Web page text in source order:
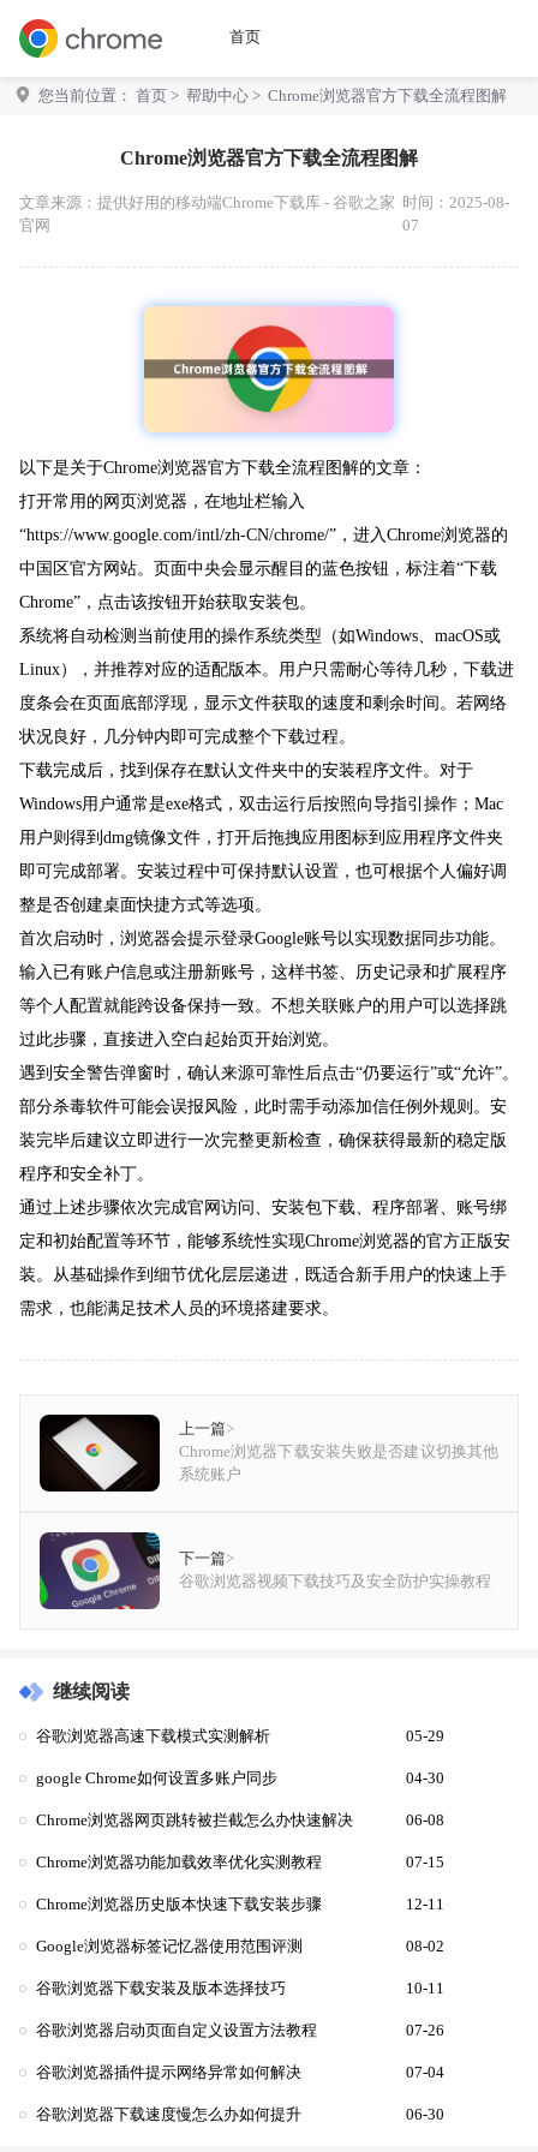
首页
您当前位置： 首页 > 帮助中心 > Chrome浏览器官方下载全流程图解
Chrome浏览器官方下载全流程图解
文章来源： 提供好用的移动端Chrome下载库 - 谷歌之家
官网
时间：2025-08-
07
以下是关于Chrome浏览器官方下载全流程图解的文章：
打开常用的网页浏览器，在地址栏输入
“https://www.google.com/intl/zh-CN/chrome/”，进入Chrome浏览器的
中国区官方网站。页面中央会显示醒目的蓝色按钮，标注着“下载
Chrome”，点击该按钮开始获取安装包。
系统将自动检测当前使用的操作系统类型（如Windows、macOS或
Linux），并推荐对应的适配版本。用户只需耐心等待几秒，下载进
度条会在页面底部浮现，显示文件获取的速度和剩余时间。若网络
状况良好，几分钟内即可完成整个下载过程。
下载完成后，找到保存在默认文件夹中的安装程序文件。对于
Windows用户通常是exe格式，双击运行后按照向导指引操作；Mac
用户则得到dmg镜像文件，打开后拖拽应用图标到应用程序文件夹
即可完成部署。安装过程中可保持默认设置，也可根据个人偏好调
整是否创建桌面快捷方式等选项。
首次启动时，浏览器会提示登录Google账号以实现数据同步功能。
输入已有账户信息或注册新账号，这样书签、历史记录和扩展程序
等个人配置就能跨设备保持一致。不想关联账户的用户可以选择跳
过此步骤，直接进入空白起始页开始浏览。
遇到安全警告弹窗时，确认来源可靠性后点击“仍要运行”或“允许”。
部分杀毒软件可能会误报风险，此时需手动添加信任例外规则。安
装完毕后建议立即进行一次完整更新检查，确保获得最新的稳定版
程序和安全补丁。
通过上述步骤依次完成官网访问、安装包下载、程序部署、账号绑
定和初始配置等环节，能够系统性实现Chrome浏览器的官方正版安
装。从基础操作到细节优化层层递进，既适合新手用户的快速上手
需求，也能满足技术人员的环境搭建要求。
上一篇>
Chrome浏览器下载安装失败是否建议切换其他
系统账户
下一篇>
谷歌浏览器视频下载技巧及安全防护实操教程
继续阅读
谷歌浏览器高速下载模式实测解析 05-29
google Chrome如何设置多账户同步 04-30
Chrome浏览器网页跳转被拦截怎么办快速解决 06-08
Chrome浏览器功能加载效率优化实测教程 07-15
Chrome浏览器历史版本快速下载安装步骤 12-11
Google浏览器标签记忆器使用范围评测 08-02
谷歌浏览器下载安装及版本选择技巧 10-11
谷歌浏览器启动页面自定义设置方法教程 07-26
谷歌浏览器插件提示网络异常如何解决 07-04
谷歌浏览器下载速度慢怎么办如何提升 06-30